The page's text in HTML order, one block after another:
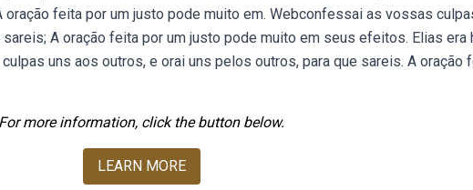
feita por um justo pode muito em. Webconfessai as vossas
A oração feita por um justo pode muito em seus efeitos. Elias era
uns aos outros, e orai uns pelos outros, para que sareis. A oração
For more information, click the button below.
LEARN MORE